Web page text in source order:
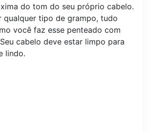
do tom do seu próprio cabelo.
qualquer tipo de grampo, tudo
você faz esse penteado com
cabelo deve estar limpo para
lindo.